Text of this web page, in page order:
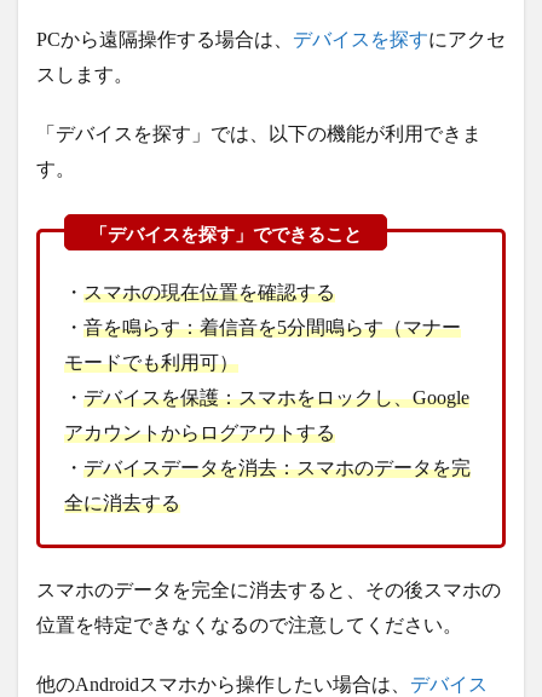
PCから遠隔操作する場合は、 デバイスを探すにアクセ
スします。
「デバイスを探す」では、以下の機能が利用できま
す。
・ スマホの現在位置を確認する
・ 音を鳴らす：着信音を5分間鳴らす（マナー
モードでも利用可）
・ デバイスを保護：スマホをロックし、Google
アカウントからログアウトする
・ デバイスデータを消去：スマホのデータを完
全に消去する
スマホのデータを完全に消去すると、その後スマホの
位置を特定できなくなるので注意してください。
他のAndroidスマホから操作したい場合は、 デバイス